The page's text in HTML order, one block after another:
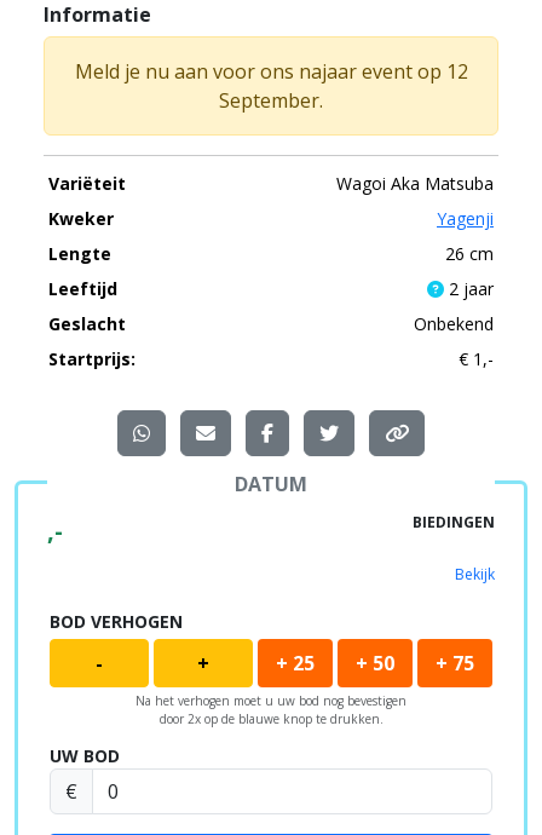
Informatie
Meld je nu aan voor ons najaar event op 12
September.
Variëteit
Wagoi Aka Matsuba
Kweker
Yagenji
Lengte
26 cm
Leeftijd
2 jaar
Geslacht
Onbekend
Startprijs:
€ 1,-
DATUM
,- BIEDINGEN
Bekijk
BOD VERHOGEN
- + + 25 + 50 + 75
Na het verhogen moet u uw bod nog bevestigen
door 2x op de blauwe knop te drukken.
UW BOD
€